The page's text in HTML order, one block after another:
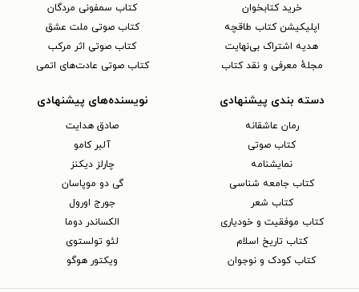
خرید کتابخوان
اپلیکیشن کتاب طاقچه
هدیه اشتراک بی‌نهایت
مجلهٔ معرفی و نقد کتاب
کتاب سمفونی مردگان
کتاب صوتی ملت عشق
کتاب صوتی اثر مرکب
کتاب صوتی عادت‌های اتمی
دسته بندی پیشنهادی
رمان عاشقانه
کتاب‌ صوتی
نمایشنامه
کتاب جامعه شناسی
کتاب شعر
کتاب موفقیت و خودیاری
کتاب تاریخ اسلام
کتاب کودک و نوجوان
نویسنده‌های پیشنهادی
صادق هدایت
آلبر کامو
چارلز دیکنز
گی دو موپاسان
جورج اورول
الکساندر دوما
لئو تولستوی
ویکتور هوگو